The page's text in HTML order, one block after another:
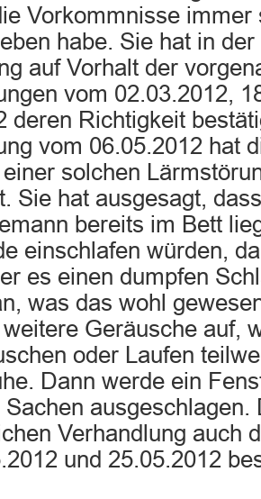
Vorkommnisse immer
habe. Sie hat in
auf Vorhalt der
vom 02.03.2012,
deren Richtigkeit
vom 06.05.2012 hat
solchen
Sie hat ausgesagt,
bereits im Bett
einschlafen würden,
es einen dumpfen
was das wohl
Geräusche auf,
oder Laufen
Dann werde ein
ausgeschlagen.
Verhandlung auch
und 25.05.2012